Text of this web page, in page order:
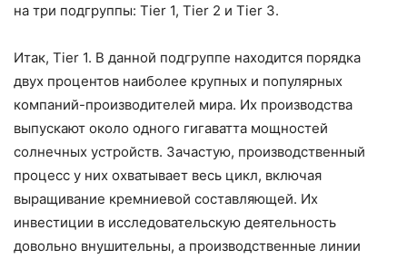
на три подгруппы: Тіеr 1, Тіеr 2 и Тіеr 3.
Итак, Тіеr 1. В данной подгруппе находится порядка
двух процентов наиболее крупных и популярных
компаний-производителей мира. Их производства
выпускают около одного гигаватта мощностей
солнечных устройств. Зачастую, производственный
процесс у них охватывает весь цикл, включая
выращивание кремниевой составляющей. Их
инвестиции в исследовательскую деятельность
довольно внушительны, а производственные линии